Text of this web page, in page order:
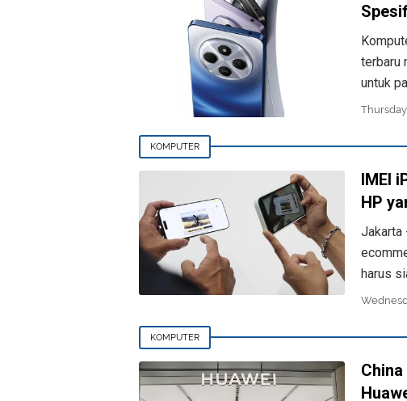
terbaru
untuk
KOMPUTER
IMEI
HP
Jakarta
harus
KOMPUTER